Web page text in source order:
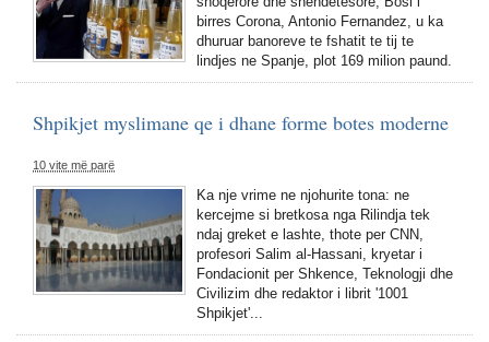
birres Corona, Antonio Fernandez, u ka
dhuruar banoreve te fshatit te tij te
lindjes ne Spanje, plot 169 milion paund.
Shpikjet myslimane qe i dhane forme botes moderne
10 vite më parë
Ka nje vrime ne njohurite tona: ne
kercejme si bretkosa nga Rilindja tek
ndaj greket e lashte, thote per CNN,
profesori Salim al-Hassani, kryetar i
Fondacionit per Shkence, Teknologji dhe
Civilizim dhe redaktor i librit '1001
Shpikjet'...